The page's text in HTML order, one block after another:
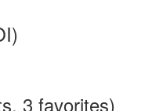
3 favorites)